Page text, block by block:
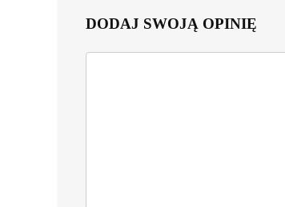
DODAJ SWOJĄ OPINIĘ